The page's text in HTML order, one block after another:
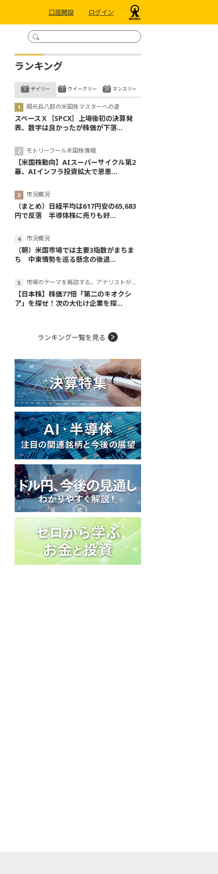
口座開設 ログイン
ランキング
デイリー
岡元兵八郎の米国株マスターへの道
スペースＸ［SPCX］上場後初の決算発
表、数字は良かったが株価が下落...
モトリーフール米国株情報
【米国株動向】AIスーパーサイクル第2
幕、AIインフラ投資拡大で恩恵...
市況概況
（まとめ）日経平均は617円安の65,683
円で反落 半導体株に売りも好...
市況概況
（朝）米国市場では主要3指数がまちま
ち 中東情勢を巡る懸念の後退...
市場のテーマを再訪する。アナリストが読み解くテーマの本質
【日本株】株価77倍「第二のキオクシ
ア」を探せ！次の大化け企業を探...
ウイークリー マンスリー
ランキング一覧を見る